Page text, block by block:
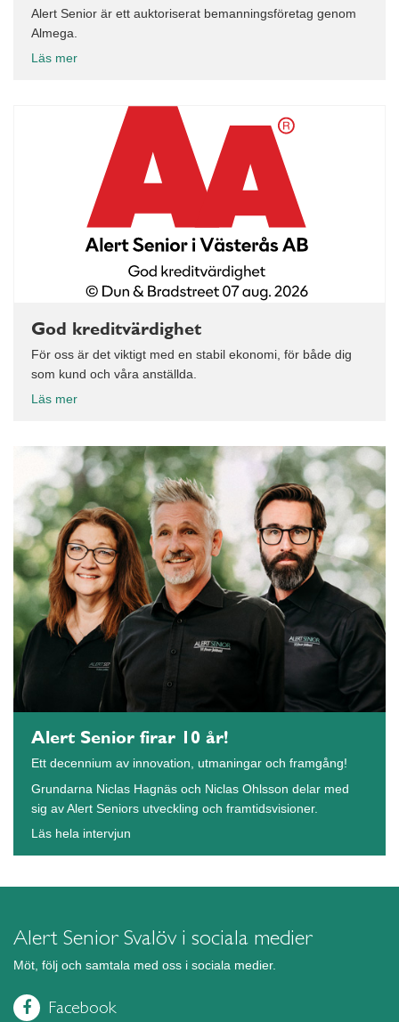
Alert Senior är ett auktoriserat bemanningsföretag genom
Almega.
Läs mer
God kreditvärdighet
För oss är det viktigt med en stabil ekonomi, för både dig
som kund och våra anställda.
Läs mer
Alert Senior firar 10 år!
Ett decennium av innovation, utmaningar och framgång!
Grundarna Niclas Hagnäs och Niclas Ohlsson delar med
sig av Alert Seniors utveckling och framtidsvisioner.
Läs hela intervjun
Alert Senior Svalöv i sociala medier
Möt, följ och samtala med oss i sociala medier.
Facebook